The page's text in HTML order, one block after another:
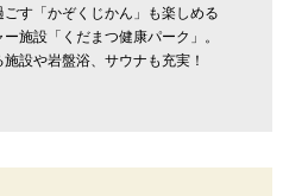
ごす「かぞくじかん」も楽しめる
施設「くだまつ健康パーク」。
設や岩盤浴、サウナも充実！